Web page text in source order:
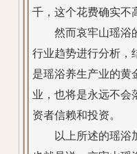
千，这个花费确实不
然而哀牢山瑶浴的
行业趋势进行分析，
是瑶浴养生产业的黄
业，也将是永远不会
资者信赖和投资。
以上所述的瑶浴加